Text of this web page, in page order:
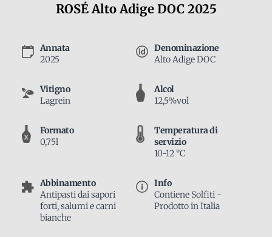
ROSÉ Alto Adige DOC 2025
Annata
2025
Denominazione
Alto Adige DOC
Vitigno
Lagrein
Alcol
12,5%vol
Formato
0,75l
Temperatura di
servizio
10-12 °C
Abbinamento
Antipasti dai sapori
forti, salumi e carni
bianche
Info
Contiene Solfiti -
Prodotto in Italia